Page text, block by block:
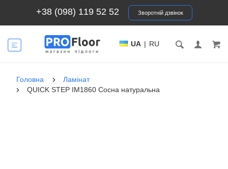
+38 (098) 119 52 52 Зворотній дзвінок
UA | RU
Головна
Ламінат
QUICK STEP IM1860 Сосна натуральна